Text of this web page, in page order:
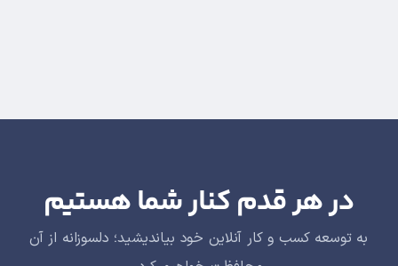
در هر قدم کنار شما هستیم
به توسعه کسب و کار آنلاین خود بیاندیشید؛ دلسوزانه از آن